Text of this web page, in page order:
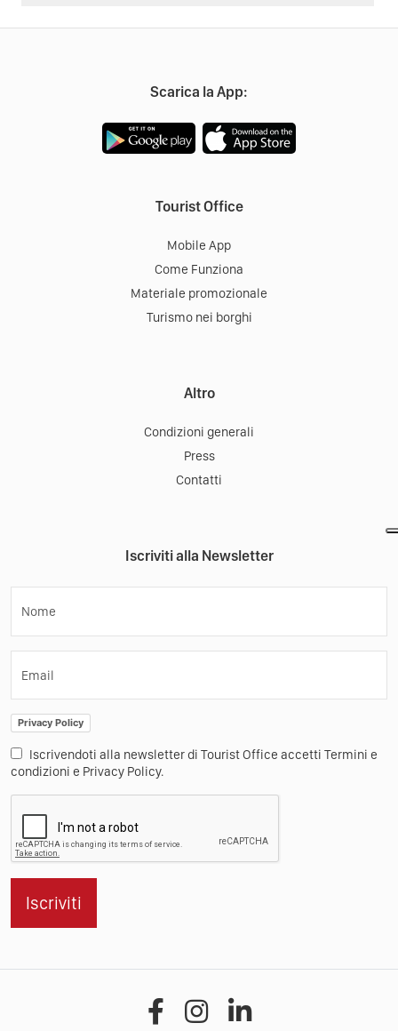
Scarica la App:
Tourist Office
Mobile App
Come Funziona
Materiale promozionale
Turismo nei borghi
Altro
Condizioni generali
Press
Contatti
Iscriviti alla Newsletter
Nome
Email
Privacy Policy
Iscrivendoti alla newsletter di Tourist Office accetti Termini e
condizioni e Privacy Policy.
Iscriviti